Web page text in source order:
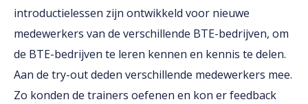
introductielessen zijn ontwikkeld voor nieuwe
medewerkers van de verschillende BTE-bedrijven, om
de BTE-bedrijven te leren kennen en kennis te delen.
Aan de try-out deden verschillende medewerkers mee.
Zo konden de trainers oefenen en kon er feedback